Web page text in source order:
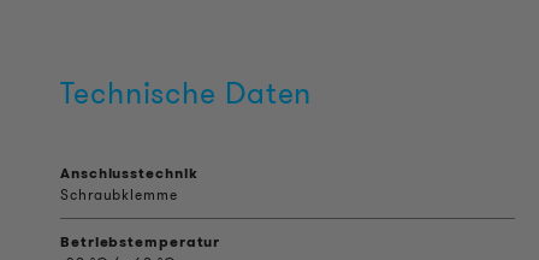
Technische Daten
Anschlusstechnik
Schraubklemme
Betriebstemperatur